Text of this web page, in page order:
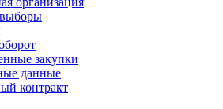
закупки
данные
контракт